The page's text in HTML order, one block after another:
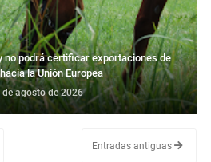
no podrá certificar exportaciones de
la Unión Europea
de agosto de 2026
Entradas antiguas